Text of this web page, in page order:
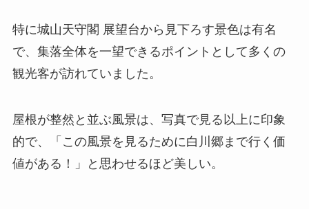
特に城山天守閣 展望台から見下ろす景色は有名
で、集落全体を一望できるポイントとして多くの
観光客が訪れていました。
屋根が整然と並ぶ風景は、写真で見る以上に印象
的で、「この風景を見るために白川郷まで行く価
値がある！」と思わせるほど美しい。